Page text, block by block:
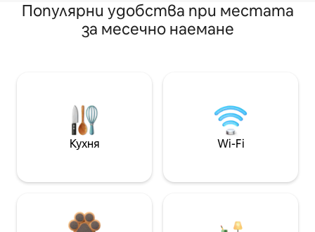
Популярни удобства при местата
за месечно наемане
Кухня Wi-Fi